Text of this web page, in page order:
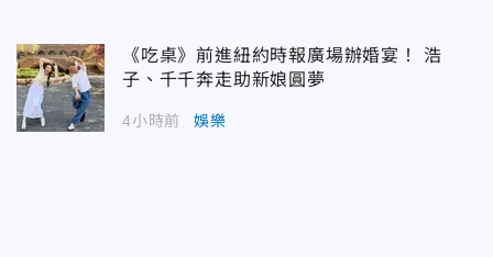
《吃桌》前進紐約時報廣場辦婚宴！ 浩
子、千千奔走助新娘圓夢
4小時前 娛樂